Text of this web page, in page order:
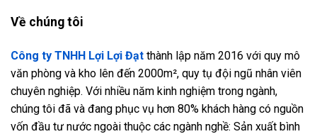
Về chúng tôi
Công ty TNHH Lợi Lợi Đạt thành lập năm 2016 với quy mô
văn phòng và kho lên đến 2000m², quy tụ đội ngũ nhân viên
chuyên nghiệp. Với nhiều năm kinh nghiệm trong ngành,
chúng tôi đã và đang phục vụ hơn 80% khách hàng có nguồn
vốn đầu tư nước ngoài thuộc các ngành nghề: Sản xuất bình